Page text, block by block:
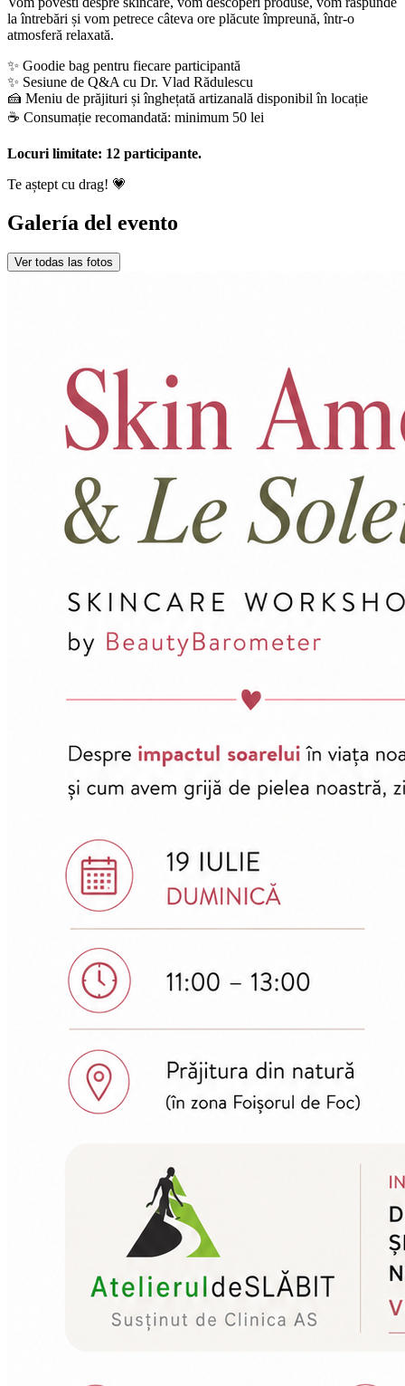
la întrebări și vom petrece câteva ore plăcute împreună, într-o
atmosferă relaxată.
✨ Goodie bag pentru fiecare participantă
✨ Sesiune de Q&A cu Dr. Vlad Rădulescu
🍰 Meniu de prăjituri și înghețată artizanală disponibil în locație
☕ Consumație recomandată: minimum 50 lei
Locuri limitate: 12 participante.
Te aștept cu drag! 💗
Galería del evento
Ver todas las fotos